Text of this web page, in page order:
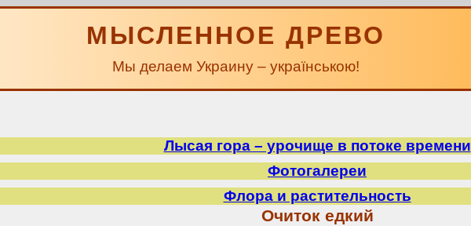
МЫСЛЕННОЕ ДРЕВО
Мы делаем Украину – українською!
Лысая гора – урочище в потоке времени
Фотогалереи
Флора и растительность
Очиток едкий